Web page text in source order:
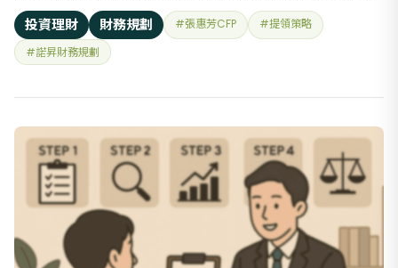
遊學習、享受生活的，然而現實卻讓他們充滿金錢焦慮。 擔心
退休金夠不夠用？醫療費會不會越來越高？萬一投資失利怎麼
辦？如果活得很長，錢還撐得住嗎
投資理財 財務規劃 #張惠芳CFP
#提領策略
#諾昇財務規劃